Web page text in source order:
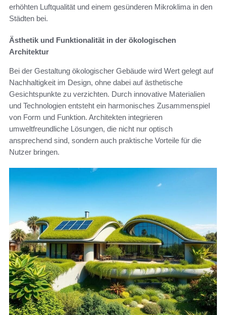
erhöhten Luftqualität und einem gesünderen Mikroklima in den
Städten bei.
Ästhetik und Funktionalität in der ökologischen
Architektur
Bei der Gestaltung ökologischer Gebäude wird Wert gelegt auf
Nachhaltigkeit im Design, ohne dabei auf ästhetische
Gesichtspunkte zu verzichten. Durch innovative Materialien
und Technologien entsteht ein harmonisches Zusammenspiel
von Form und Funktion. Architekten integrieren
umweltfreundliche Lösungen, die nicht nur optisch
ansprechend sind, sondern auch praktische Vorteile für die
Nutzer bringen.